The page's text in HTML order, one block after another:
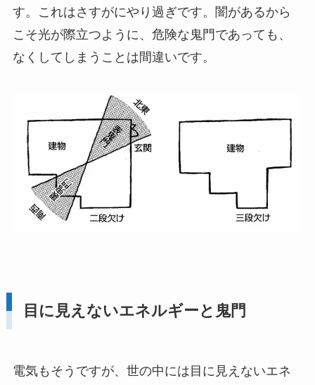
す。これはさすがにやり過ぎです。闇があるから
こそ光が際立つように、危険な鬼門であっても、
なくしてしまうことは間違いです。
目に見えないエネルギーと鬼門
電気もそうですが、世の中には目に見えないエネ